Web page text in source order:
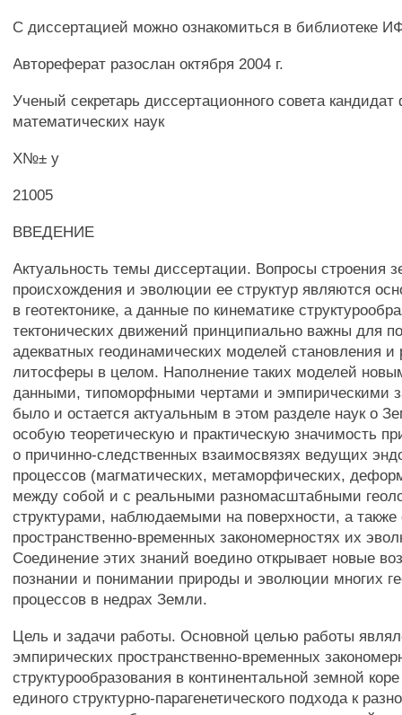
С диссертацией можно ознакомиться в библиотеке
Автореферат разослан октября 2004 г.
Ученый секретарь диссертационного совета
математических наук
Х№± у
21005
ВВЕДЕНИЕ
Актуальность темы диссертации. Вопросы строения
происхождения и эволюции ее структур являются
в геотектонике, а данные по кинематике
тектонических движений принципиально важны для
адекватных геодинамических моделей становления и
литосферы в целом. Наполнение таких моделей
данными, типоморфными чертами и эмпирическими
было и остается актуальным в этом разделе наук о
особую теоретическую и практическую значимость
о причинно-следственных взаимосвязях ведущих
процессов (магматических, метаморфических,
между собой и с реальными разномасштабными
структурами, наблюдаемыми на поверхности, а также
пространственно-временных закономерностях их
Соединение этих знаний воедино открывает новые
познании и понимании природы и эволюции многих
процессов в недрах Земли.
Цель и задачи работы. Основной целью работы
эмпирических пространственно-временных
структурообразования в континентальной земной
единого структурно-парагенетического подхода к